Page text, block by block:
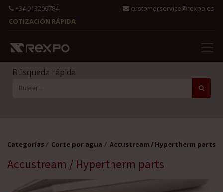
+34 913209784
customerservice@rexpo.es
COTIZACIÓN RÁPIDA
Búsqueda rápida
Categorías Corte por agua Accustream / Hypertherm parts
Accustream / Hypertherm parts